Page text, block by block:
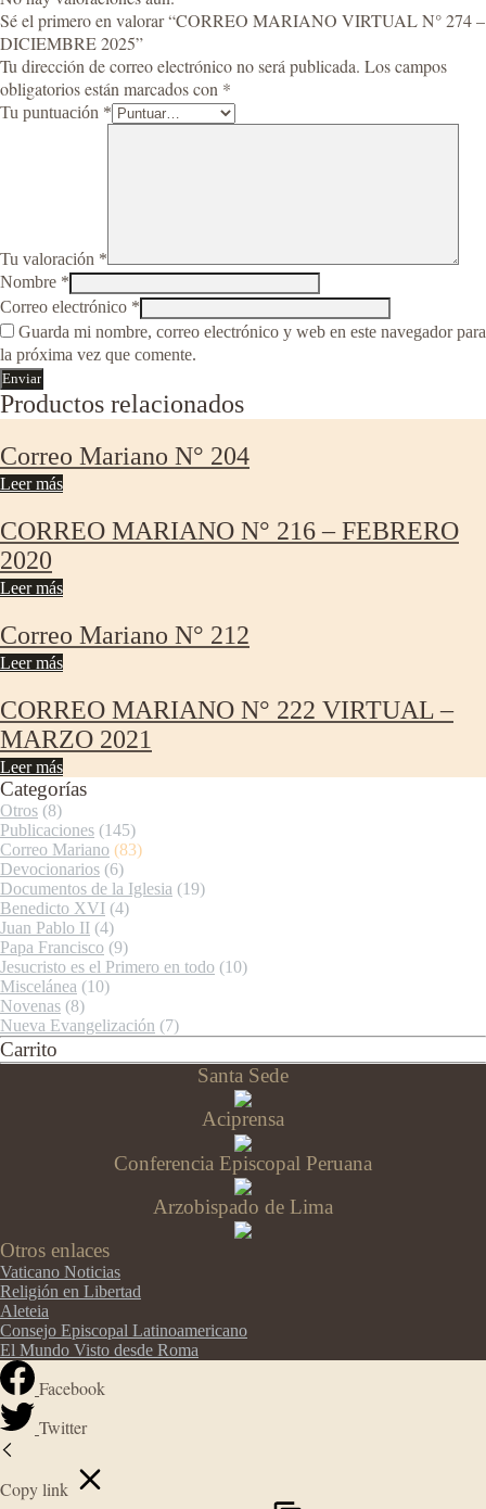
Sé el primero en valorar “CORREO MARIANO VIRTUAL N° 274 –
DICIEMBRE 2025”
Tu dirección de correo electrónico no será publicada. Los campos
obligatorios están marcados con *
Tu puntuación *
Tu valoración *
Nombre *
Correo electrónico *
Guarda mi nombre, correo electrónico y web en este navegador para
la próxima vez que comente.
Productos relacionados
Correo Mariano N° 204
Leer más
CORREO MARIANO N° 216 – FEBRERO
2020
Leer más
Correo Mariano N° 212
Leer más
CORREO MARIANO N° 222 VIRTUAL –
MARZO 2021
Leer más
Categorías
Otros (8)
Publicaciones (145)
Correo Mariano (83)
Devocionarios (6)
Documentos de la Iglesia (19)
Benedicto XVI (4)
Juan Pablo II (4)
Papa Francisco (9)
Jesucristo es el Primero en todo (10)
Miscelánea (10)
Novenas (8)
Nueva Evangelización (7)
Carrito
Santa Sede
Aciprensa
Conferencia Episcopal Peruana
Arzobispado de Lima
Otros enlaces
Vaticano Noticias
Religión en Libertad
Aleteia
Consejo Episcopal Latinoamericano
El Mundo Visto desde Roma
Facebook
Twitter
Copy link